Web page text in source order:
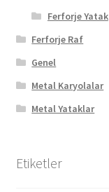
Ferforje Yatak
Ferforje Raf
Genel
Metal Karyolalar
Metal Yataklar
Etiketler